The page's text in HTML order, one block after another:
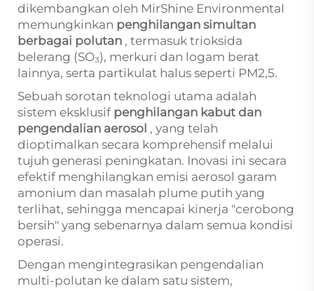
dikembangkan oleh MirShine Environmental
memungkinkan penghilangan simultan
berbagai polutan , termasuk trioksida
belerang (SO₃), merkuri dan logam berat
lainnya, serta partikulat halus seperti PM2,5.
Sebuah sorotan teknologi utama adalah
sistem eksklusif penghilangan kabut dan
pengendalian aerosol , yang telah
dioptimalkan secara komprehensif melalui
tujuh generasi peningkatan. Inovasi ini secara
efektif menghilangkan emisi aerosol garam
amonium dan masalah plume putih yang
terlihat, sehingga mencapai kinerja "cerobong
bersih" yang sebenarnya dalam semua kondisi
operasi.
Dengan mengintegrasikan pengendalian
multi-polutan ke dalam satu sistem,